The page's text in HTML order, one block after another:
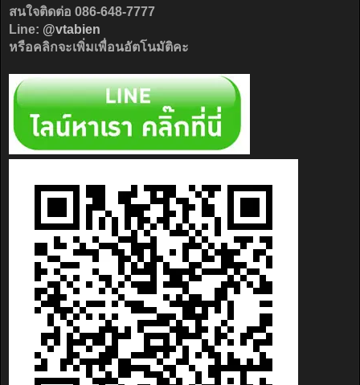
สนใจติดต่อ 086-648-7777
Line: @vtabien
หรือคลิกจะเพิ่มเพื่อนอัตโนมัติคะ